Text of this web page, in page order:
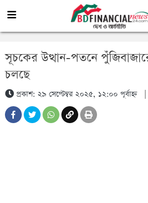
সূচকের উত্থান-পতনে
চলছে
প্রকাশ: ২৯ সেপ্টেম্বর ২০২৫, ১২:০০ পূর্বাহ্ন|